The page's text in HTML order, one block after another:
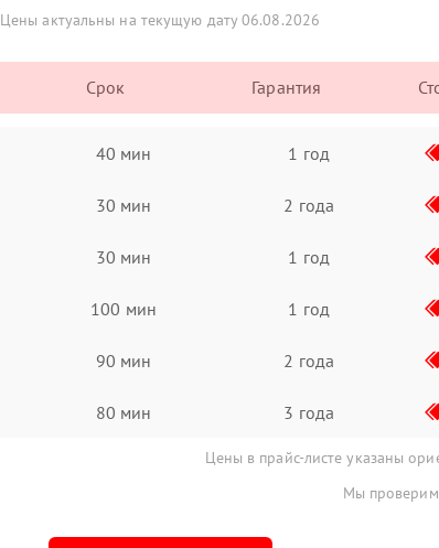
Цены актуальны на текущую дату 06.08.2026
Срок Гарантия
40 мин 1 год
30 мин 2 года
30 мин 1 год
100 мин 1 год
90 мин 2 года
80 мин 3 года
Цены в прайс-листе указаны
Мы проверим